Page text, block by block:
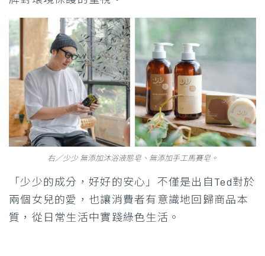
右／少少 無添加沐浴液態皂、無添加手工馬賽皂。
「少少的成分，好好的安心」不僅是出自Ted對於
兩個女兒的愛，也讓消費者有意識地回歸商品本
質，從日常生活中實踐綠色生活。